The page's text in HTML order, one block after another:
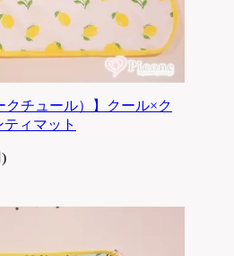
クチュール）】クール×ク
ィマット